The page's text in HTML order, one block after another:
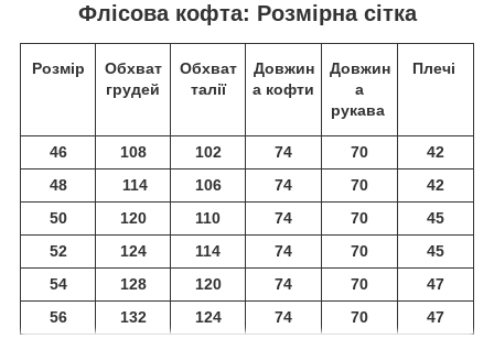
Флісова кофта: Розмірна сітка
Розмір
Обхват
грудей
Обхват
талії
Довжин
а кофти
Довжин
а
рукава
Плечі
46 108 102 74 70
42
48
114 106 74 70
42
50
120 110 74 70
45
52
124 114 74 70
45
54
128 120 74 70
47
56
132 124 74 70 47